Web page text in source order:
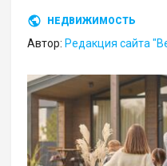
НЕДВИЖИМОСТЬ
Автор: Редакция сайта